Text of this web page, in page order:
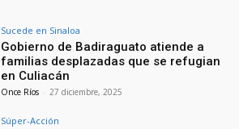
Sucede en Sinaloa
Gobierno de Badiraguato atiende a
familias desplazadas que se refugian
en Culiacán
Once Ríos - 27 diciembre, 2025
Súper-Acción